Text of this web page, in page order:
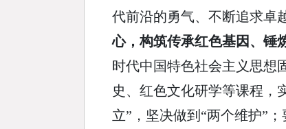
代前沿的勇气、不断追求卓
心，构筑传承红色基因、锤
时代中国特色社会主义思想
史、红色文化研学等课程，
立”，坚决做到“两个维护”